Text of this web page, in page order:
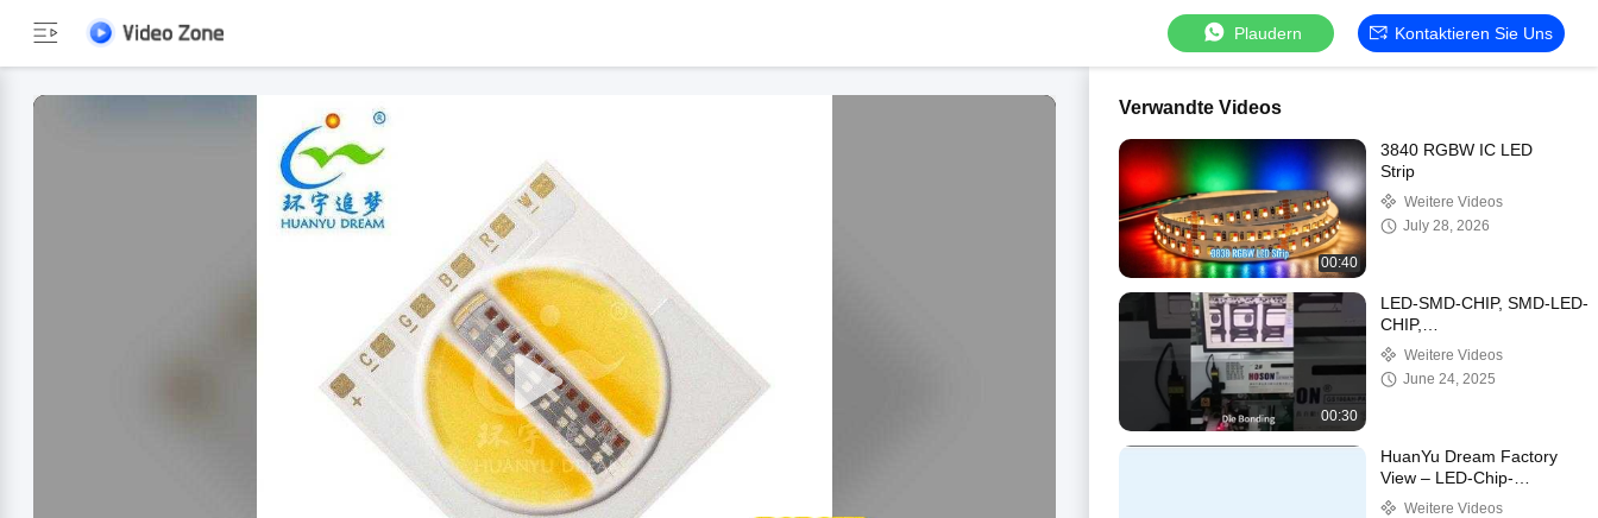
Plaudern Kontaktieren Sie Uns
Verwandte Videos
00:40
3840 RGBW IC LED
Strip
Weitere Videos
July 28, 2026
00:30
LED-SMD-CHIP, SMD-LED-
CHIP,
HOCHLEISTUNGSFÄHIGER
LED-Chip, Schönheitslicht-
LED, Therapielicht-LED
Weitere Videos
June 24, 2025
HuanYu Dream Factory
View – LED-Chip-
Herstellungsprozess
Weitere Videos